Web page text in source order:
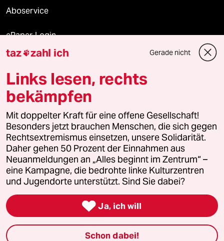
Aboservice
ePaper Login
Downloads für Abonnierende
© 2026 taz Verlags und Vertriebs GmbH
Alle Rechte vorbehalten. Bei rechtlichen Fragen oder für Genehmigungen
wenden Sie sich bitte an
lizenzen@taz.de
Feedback Redaktionsstatut Kommune-Richtlinien
Leitlinie Informant Datenschutz Impressum AGB
Seitenwende Einwilligungen widerrufen (Ads)
taz zahl ich Gerade nicht
Links lesen, rechts
bekämpfen
Mit doppelter Kraft für eine offene Gesellschaft!
Besonders jetzt brauchen Menschen, die sich gegen
Rechtsextremismus einsetzen, unsere Solidarität.
Daher gehen 50 Prozent der Einnahmen aus
Neuanmeldungen an „Alles beginnt im Zentrum“ –
eine Kampagne, die bedrohte linke Kulturzentren
und Jugendorte unterstützt. Sind Sie dabei?
 Ja, ich will
Schon dabei!